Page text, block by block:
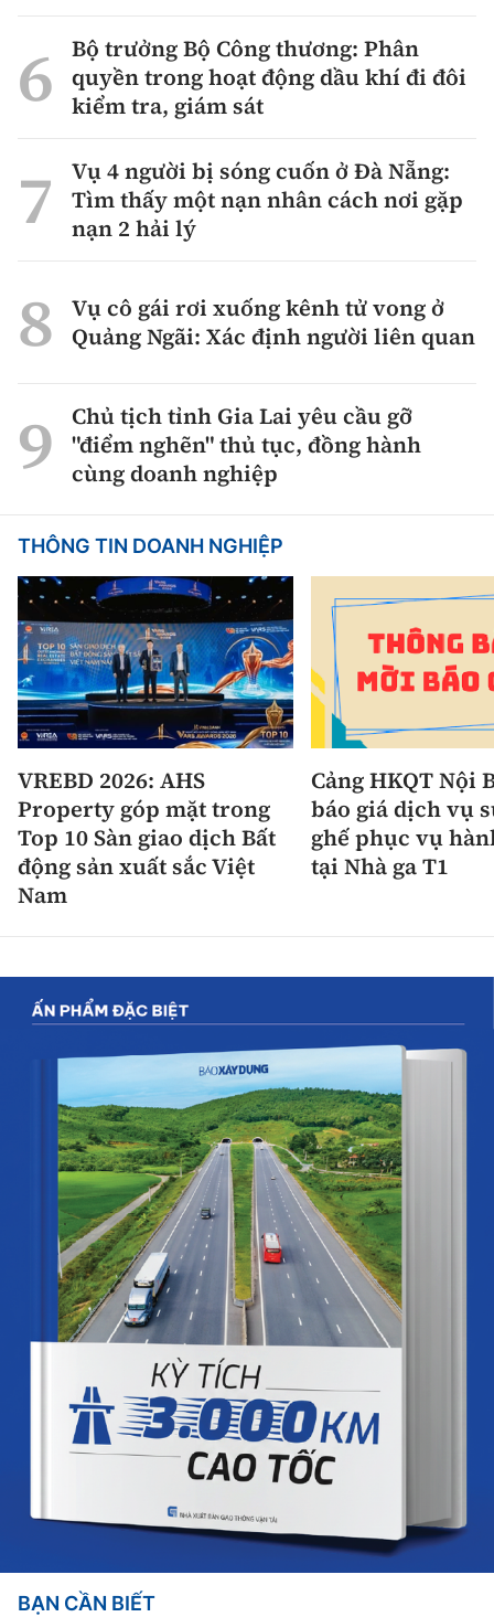
Bộ trưởng Bộ Công thương: Phân
quyền trong hoạt động dầu khí đi đôi
kiểm tra, giám sát
Vụ 4 người bị sóng cuốn ở Đà Nẵng:
Tìm thấy một nạn nhân cách nơi gặp
nạn 2 hải lý
Vụ cô gái rơi xuống kênh tử vong ở
Quảng Ngãi: Xác định người liên quan
Chủ tịch tỉnh Gia Lai yêu cầu gỡ
"điểm nghẽn" thủ tục, đồng hành
cùng doanh nghiệp
THÔNG TIN DOANH NGHIỆP
VREBD 2026: AHS
Property góp mặt trong
Top 10 Sàn giao dịch Bất
động sản xuất sắc Việt
Nam
Cảng HKQT Nội
báo giá dịch vụ
ghế phục vụ
tại Nhà ga T1
BẠN CẦN BIẾT